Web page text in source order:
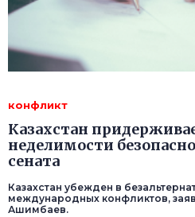
конфликт
Казахстан
неделимости
сената
Казахстан убежден в
международных конфликтов,
Ашимбаев.